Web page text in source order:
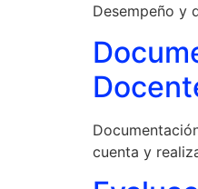
Desempeño y
cuenta y